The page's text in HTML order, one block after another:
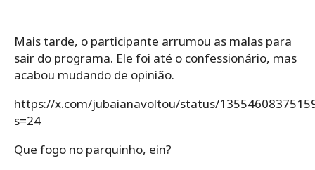
Mais tarde, o participante arrumou as malas para
sair do programa. Ele foi até o confessionário, mas
acabou mudando de opinião.
https://x.com/jubaianavoltou/status/
s=24
Que fogo no parquinho, ein?